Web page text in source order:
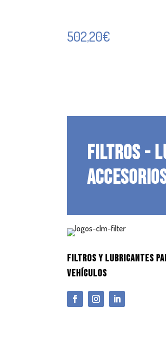
502,20€
FILTROS -
FILTROS Y LUBRICANTES
VEHÍCULOS